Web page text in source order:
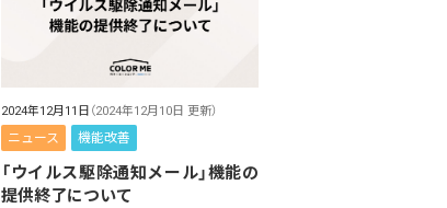
2024年12月11日 （2024年12月10日 更新）
ニュース 機能改善
「ウイルス駆除通知メール」機能の
提供終了について